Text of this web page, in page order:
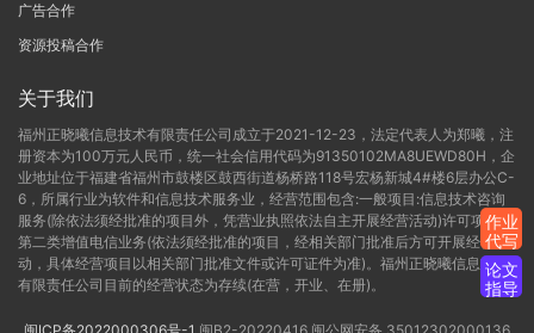
广告合作
资源投稿合作
关于我们
福州正晓曦信息技术有限责任公司成立于2021-12-23，法定代表人为郑曦，注
册资本为100万元人民币，统一社会信用代码为91350102MA8UEWD80H，企
业地址位于福建省福州市鼓楼区鼓西街道杨桥路118号宏杨新城4#楼6层办公C-
6，所属行业为软件和信息技术服务业，经营范围包含:一般项目:信息技术咨询
服务(除依法须经批准的项目外，凭营业执照依法自主开展经营活动)许可项目:
第二类增值电信业务(依法须经批准的项目，经相关部门批准后方可开展经营活
动，具体经营项目以相关部门批准文件或许可证件为准)。福州正晓曦信息技术
有限责任公司目前的经营状态为存续(在营，开业、在册)。
作业
代写
论文
指导